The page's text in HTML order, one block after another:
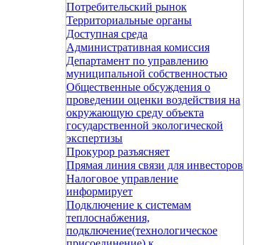
Потребительский рынок
Территориальные органы
Доступная среда
Административная комиссия
Департамент по управлению
муниципальной собственностью
Общественные обсуждения о
проведении оценки воздействия на
окружающую среду объекта
государственной экологической
экспертизы
Прокурор разъясняет
Прямая линия связи для инвесторов
Налоговое управление
информирует
Подключение к системам
теплоснабжения,
подключение(технологическое